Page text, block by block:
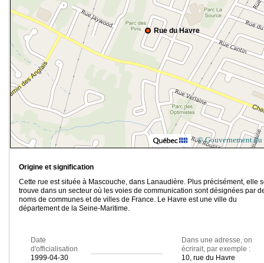
Rue du Havre
© Gouvernement du
Origine et signification
Cette rue est située à Mascouche, dans Lanaudière. Plus précisément, elle
trouve dans un secteur où les voies de communication sont désignées par
noms de communes et de villes de France. Le Havre est une ville du
département de la Seine-Maritime.
Date
d'officialisation
1999-04-30
Dans une adresse, on
écrirait, par exemple :
10, rue du Havre